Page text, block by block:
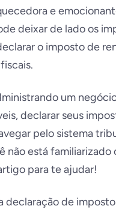
e
deixar de lado os
o imposto de
um
declarar seus
pelo sistema
não está
para te ajudar!
declaração de